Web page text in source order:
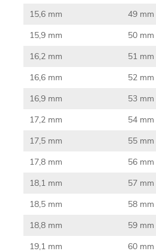
15,6 mm
49 mm
15,9 mm
50 mm
16,2 mm
51 mm
16,6 mm
52 mm
16,9 mm
53 mm
17,2 mm
54 mm
17,5 mm
55 mm
17,8 mm
56 mm
18,1 mm
57 mm
18,5 mm
58 mm
18,8 mm
59 mm
19,1 mm
60 mm